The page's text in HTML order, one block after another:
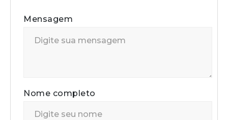
Mensagem
Nome completo